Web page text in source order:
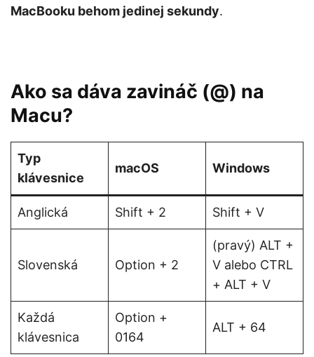
MacBooku behom jedinej sekundy.
Ako sa dáva zavináč (@) na
Macu?
Typ
klávesnice
macOS Windows
Anglická Shift + 2 Shift + V
Slovenská Option + 2
(pravý) ALT +
V alebo CTRL
+ ALT + V
Každá
klávesnica
Option +
0164
ALT + 64